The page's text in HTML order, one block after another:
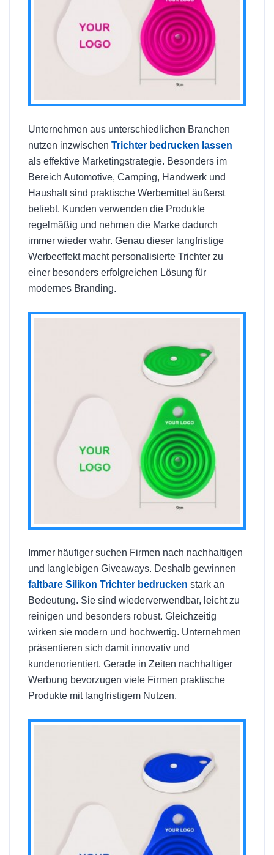
Unternehmen aus unterschiedlichen Branchen
nutzen inzwischen Trichter bedrucken lassen
als effektive Marketingstrategie. Besonders im
Bereich Automotive, Camping, Handwerk und
Haushalt sind praktische Werbemittel äußerst
beliebt. Kunden verwenden die Produkte
regelmäßig und nehmen die Marke dadurch
immer wieder wahr. Genau dieser langfristige
Werbeeffekt macht personalisierte Trichter zu
einer besonders erfolgreichen Lösung für
modernes Branding.
Immer häufiger suchen Firmen nach nachhaltigen
und langlebigen Giveaways. Deshalb gewinnen
faltbare Silikon Trichter bedrucken stark an
Bedeutung. Sie sind wiederverwendbar, leicht zu
reinigen und besonders robust. Gleichzeitig
wirken sie modern und hochwertig. Unternehmen
präsentieren sich damit innovativ und
kundenorientiert. Gerade in Zeiten nachhaltiger
Werbung bevorzugen viele Firmen praktische
Produkte mit langfristigem Nutzen.